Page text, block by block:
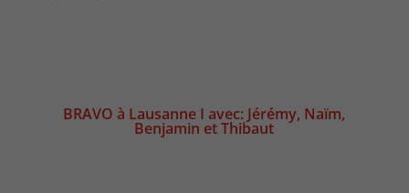
BRAVO à Lausanne I avec: Jérémy, Naïm,
Benjamin et Thibaut